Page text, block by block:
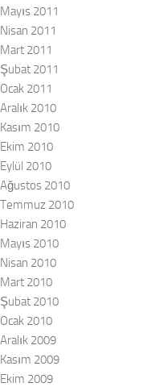
Mayıs 2011
Nisan 2011
Mart 2011
Şubat 2011
Ocak 2011
Aralık 2010
Kasım 2010
Ekim 2010
Eylül 2010
Ağustos 2010
Temmuz 2010
Haziran 2010
Mayıs 2010
Nisan 2010
Mart 2010
Şubat 2010
Ocak 2010
Aralık 2009
Kasım 2009
Ekim 2009